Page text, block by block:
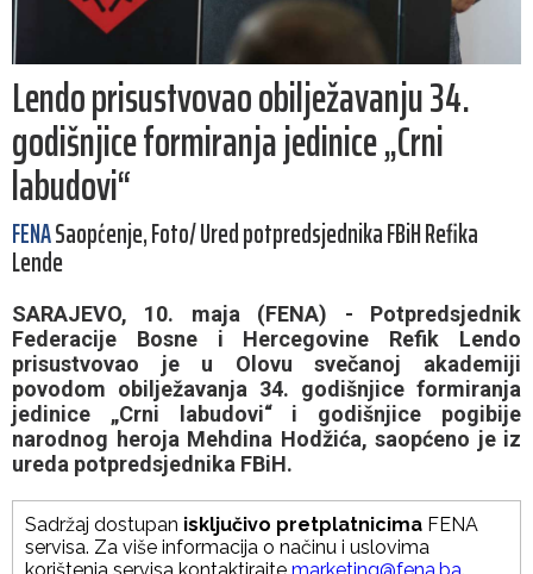
Lendo prisustvovao obilježavanju 34.
godišnjice formiranja jedinice „Crni
labudovi“
FENASaopćenje, Foto/ Ured potpredsjednika FBiH Refika
Lende
SARAJEVO, 10. maja (FENA) - Potpredsjednik
Federacije Bosne i Hercegovine Refik Lendo
prisustvovao je u Olovu svečanoj akademiji
povodom obilježavanja 34. godišnjice formiranja
jedinice „Crni labudovi“ i godišnjice pogibije
narodnog heroja Mehdina Hodžića, saopćeno je iz
ureda potpredsjednika FBiH.
Sadržaj dostupan isključivo pretplatnicima FENA
servisa. Za više informacija o načinu i uslovima